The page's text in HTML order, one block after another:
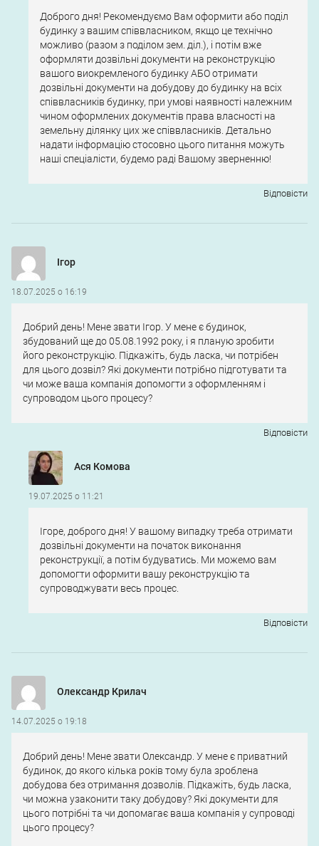
Доброго дня! Рекомендуємо Вам оформити або поділ
будинку з вашим співвласником, якщо це технічно
можливо (разом з поділом зем. діл.), і потім вже
оформляти дозвільні документи на реконструкцію
вашого виокремленого будинку АБО отримати
дозвільні документи на добудову до будинку на всіх
співвласників будинку, при умові наявності належним
чином оформлених документів права власності на
земельну ділянку цих же співвласників. Детально
надати інформацію стосовно цього питання можуть
наші спеціалісти, будемо раді Вашому зверненню!
Відповіcти
Ігор
18.07.2025 о 16:19
Добрий день! Мене звати Ігор. У мене є будинок,
збудований ще до 05.08.1992 року, і я планую зробити
його реконструкцію. Підкажіть, будь ласка, чи потрібен
для цього дозвіл? Які документи потрібно підготувати та
чи може ваша компанія допомогти з оформленням і
супроводом цього процесу?
Відповіcти
Ася Комова
19.07.2025 о 11:21
Ігоре, доброго дня! У вашому випадку треба отримати
дозвільні документи на початок виконання
реконструкції, а потім будуватись. Ми можемо вам
допомогти оформити вашу реконструкцію та
супроводжувати весь процес.
Відповіcти
Олександр Крилач
14.07.2025 о 19:18
Добрий день! Мене звати Олександр. У мене є приватний
будинок, до якого кілька років тому була зроблена
добудова без отримання дозволів. Підкажіть, будь ласка,
чи можна узаконити таку добудову? Які документи для
цього потрібні та чи допомагає ваша компанія у супроводі
цього процесу?